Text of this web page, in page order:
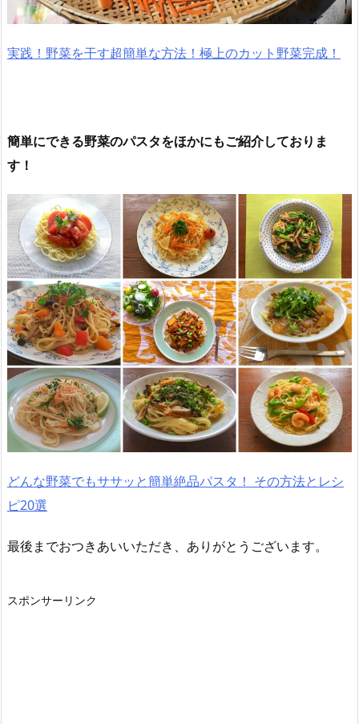
実践！野菜を干す超簡単な方法！極上のカット野菜完成！
簡単にできる野菜のパスタをほかにもご紹介しておりま
す！
どんな野菜でもササッと簡単絶品パスタ！ その方法とレシ
ピ20選
最後までおつきあいいただき、ありがとうございます。
スポンサーリンク